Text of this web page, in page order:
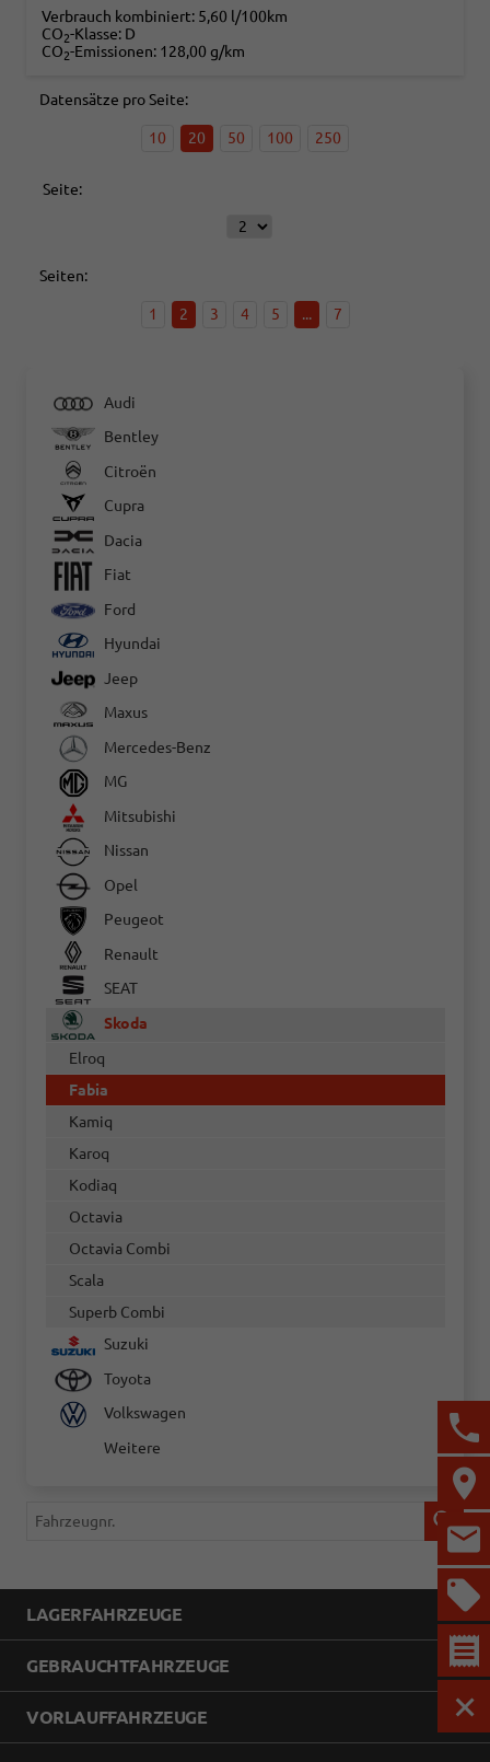
Verbrauch kombiniert: 5,60 l/100km
CO2-Klasse: D
CO2-Emissionen: 128,00 g/km
Datensätze pro Seite:
10 20 50 100 250
Seite:
Seiten:
1 2 3 4 5 ... 7
Audi
Bentley
Citroën
Cupra
Dacia
Fiat
Ford
Hyundai
Jeep
Maxus
Mercedes-Benz
MG
Mitsubishi
Nissan
Opel
Peugeot
Renault
SEAT
Skoda
Elroq
Fabia
Kamiq
Karoq
Kodiaq
Octavia
Octavia Combi
Scala
Superb Combi
Suzuki
Toyota
Volkswagen
Weitere
Fahrzeugnr.
LAGERFAHRZEUGE
GEBRAUCHTFAHRZEUGE
VORLAUFFAHRZEUGE